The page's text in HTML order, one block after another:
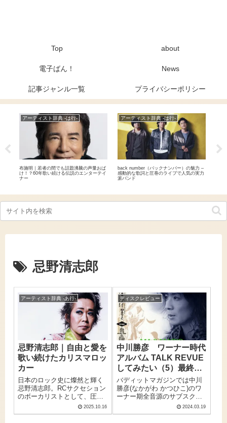
Top about
電子ばん！ News
記事ジャンル一覧 プライバシーポリシー
アーティスト辞典 -は行-
布施明｜若者の間でも話題沸騰の声量おば
け！？60年歌い続ける伝説のエンターテイ
ナー
アーティスト辞典 -は行-
back number（バックナンバー）の魅力 –
感動的な歌詞と圧巻のライブで人気の実力
派バンド
忌野清志郎
アーティスト辞典 -あ行-
忌野清志郎｜自由と愛を
歌い続けたカリスマロッ
カー
日本のロック史に燦然と輝く
忌野清志郎。RCサクセション
のボーカリストとして、圧倒
的なライブパフォーマンスと
メッセージ性の強い楽曲で時
2025.10.16
ディスクレビュー
中川勝彦 ワーナー時代
アルバム TALK REVUE
してみたい（5）最終回
『MAJI-MAGIC』
バディットマガジンでは中川
勝彦(なかがわ かつひこ)のワ
ーナー期全音源のサブスク解
禁を祝して、共にかっちゃん
フォロワーを自認する村上あ
2024.03.19